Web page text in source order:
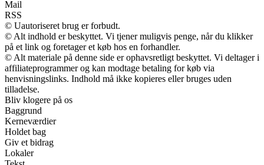
Mail
RSS
© Uautoriseret brug er forbudt.
© Alt indhold er beskyttet. Vi tjener muligvis penge, når du klikker
på et link og foretager et køb hos en forhandler.
© Alt materiale på denne side er ophavsretligt beskyttet. Vi deltager i
affiliateprogrammer og kan modtage betaling for køb via
henvisningslinks. Indhold må ikke kopieres eller bruges uden
tilladelse.
Bliv klogere på os
Baggrund
Kerneværdier
Holdet bag
Giv et bidrag
Lokaler